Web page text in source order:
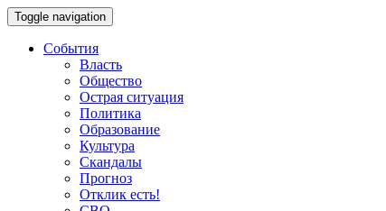
Toggle navigation
События
Власть
Общество
Острая ситуация
Политика
Образование
Культура
Скандалы
Прогноз
Отклик есть!